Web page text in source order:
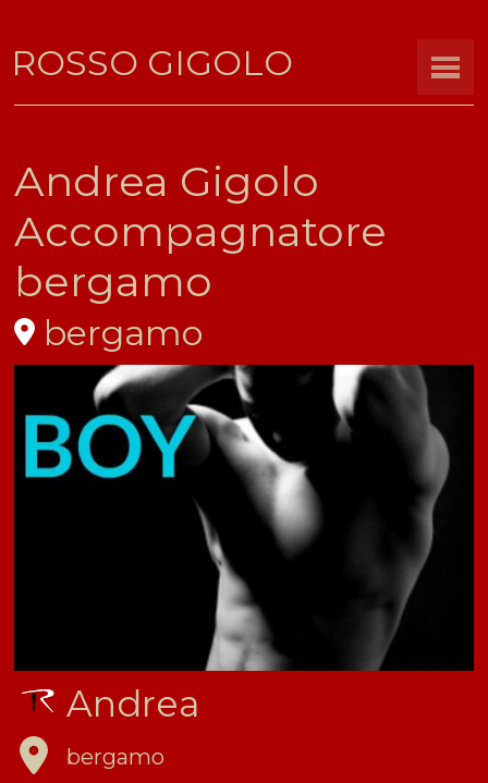
ROSSO GIGOLO
Andrea Gigolo
Accompagnatore
bergamo
bergamo
Andrea
bergamo